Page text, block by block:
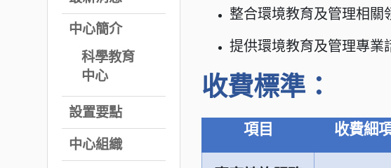
中心簡介
科學教育
中心
設置要點
中心組織
整合環境教育及管理相關
提供環境教育及管理專業
收費標準：
項目 收費細